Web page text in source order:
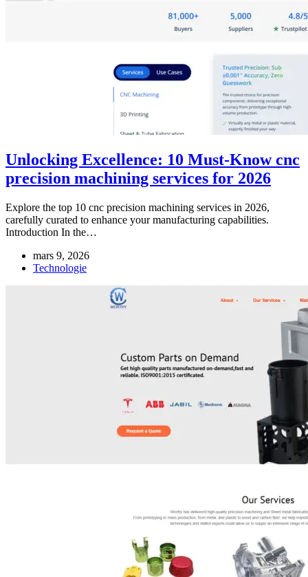
Unlocking Excellence: 10 Must-Know cnc
precision machining services for 2026
Explore the top 10 cnc precision machining services in 2026,
carefully curated to enhance your manufacturing capabilities.
Introduction In the…
mars 9, 2026
Technologie